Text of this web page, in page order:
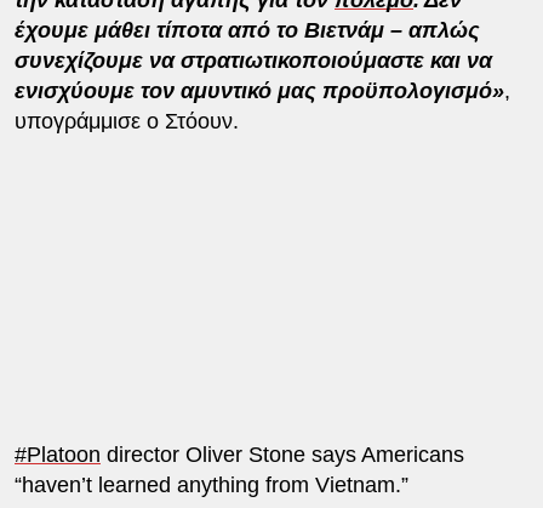
έχουμε μάθει τίποτα από το Βιετνάμ – απλώς
συνεχίζουμε να στρατιωτικοποιούμαστε και να
ενισχύουμε τον αμυντικό μας προϋπολογισμό»,
υπογράμμισε ο Στόουν.
#Platoon director Oliver Stone says Americans
“haven’t learned anything from Vietnam.”